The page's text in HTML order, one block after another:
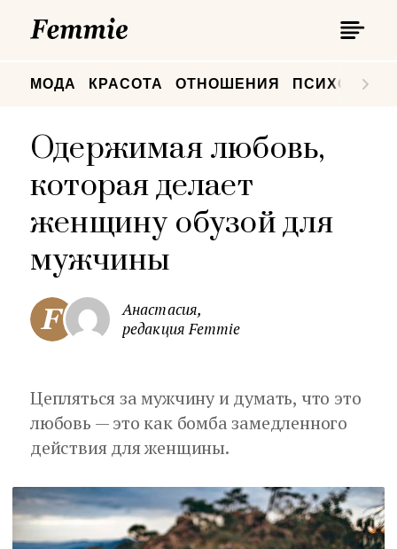
МОДА КРАСОТА ОТНОШЕНИЯ
Одержимая любовь,
которая делает
женщину обузой для
мужчины
Анастасия,
редакция Femmie
Цепляться за мужчину и думать, что это
любовь — это как бомба замедленного
действия для женщины.